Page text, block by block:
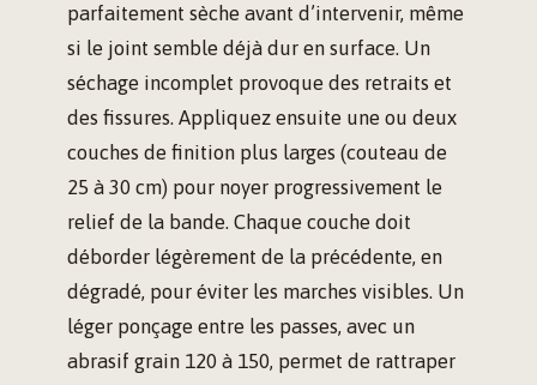
parfaitement sèche avant d’intervenir, même
si le joint semble déjà dur en surface. Un
séchage incomplet provoque des retraits et
des fissures. Appliquez ensuite une ou deux
couches de finition plus larges (couteau de
25 à 30 cm) pour noyer progressivement le
relief de la bande. Chaque couche doit
déborder légèrement de la précédente, en
dégradé, pour éviter les marches visibles. Un
léger ponçage entre les passes, avec un
abrasif grain 120 à 150, permet de rattraper